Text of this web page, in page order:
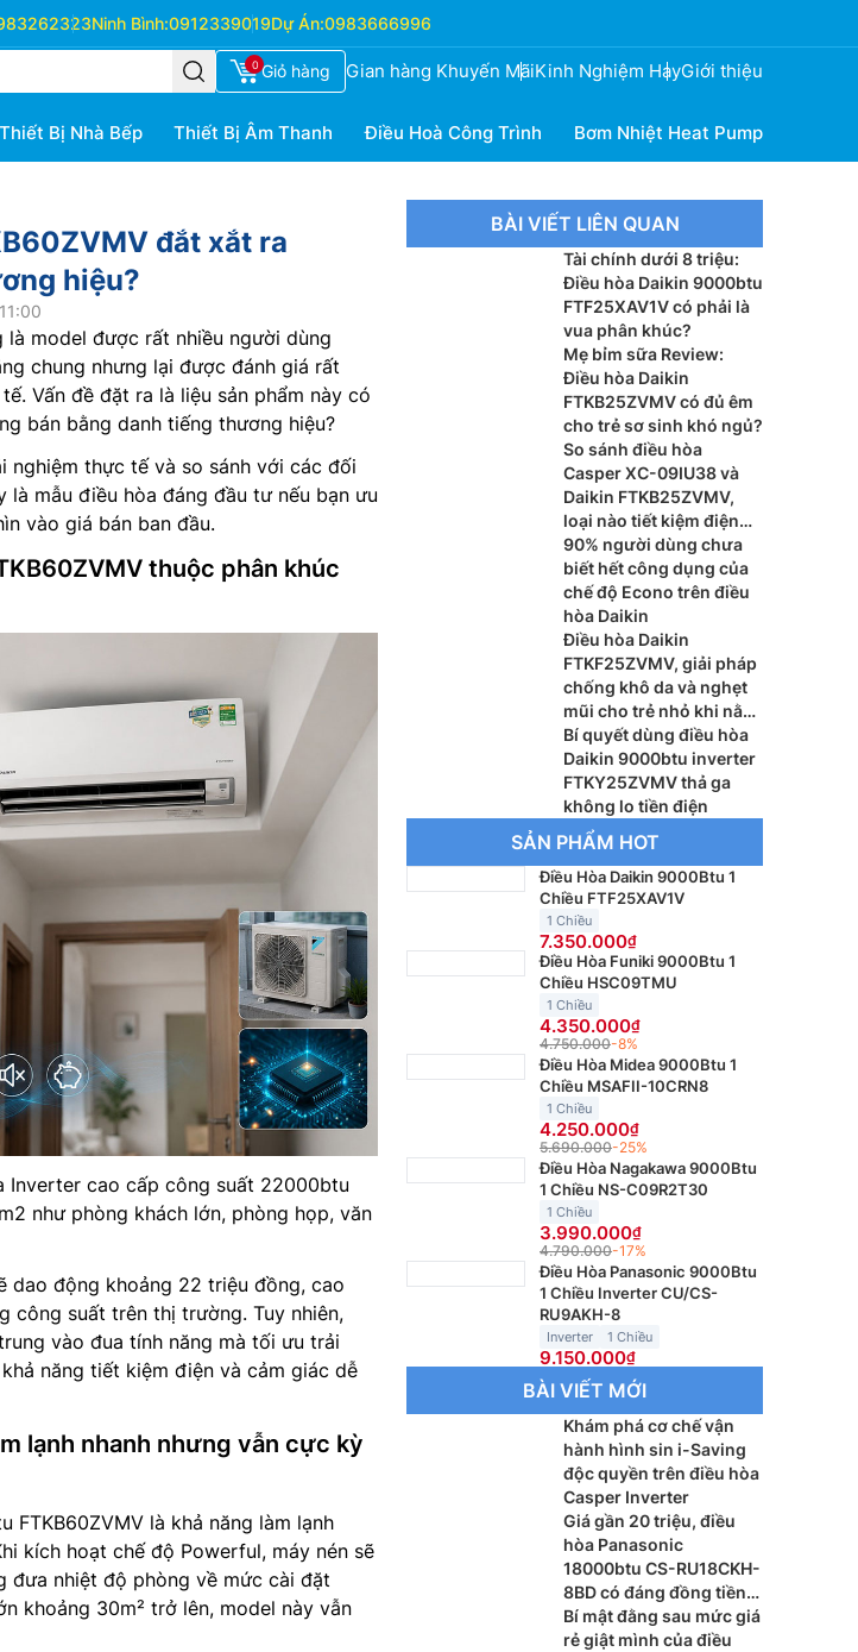
Ninh Bình:0912339019Dự Án:0983666996
0 Giỏ hàng Gian hàng Khuyến MãiKinh Nghiệm HayGiới thiệu
Thiết Bị Nhà Bếp Thiết Bị Âm Thanh Điều Hoà Công Trình Bơm Nhiệt Heat Pump
đắt xắt ra
hiệu?
là model được rất nhiều người dùng
chung nhưng lại được đánh giá rất
Vấn đề đặt ra là liệu sản phẩm này có
bán bằng danh tiếng thương hiệu?
nghiệm thực tế và so sánh với các đối
mẫu điều hòa đáng đầu tư nếu bạn ưu
vào giá bán ban đầu.
thuộc phân khúc
Inverter cao cấp công suất 22000btu
như phòng khách lớn, phòng họp, văn
dao động khoảng 22 triệu đồng, cao
công suất trên thị trường. Tuy nhiên,
vào đua tính năng mà tối ưu trải
năng tiết kiệm điện và cảm giác dễ
lạnh nhanh nhưng vẫn cực kỳ
FTKB60ZVMV là khả năng làm lạnh
kích hoạt chế độ Powerful, máy nén sẽ
đưa nhiệt độ phòng về mức cài đặt
khoảng 30m² trở lên, model này vẫn
BÀI VIẾT LIÊN QUAN
Tài chính dưới 8 triệu:
Điều hòa Daikin 9000btu
FTF25XAV1V có phải là
vua phân khúc?
Mẹ bỉm sữa Review:
Điều hòa Daikin
FTKB25ZVMV có đủ êm
cho trẻ sơ sinh khó ngủ?
So sánh điều hòa
Casper XC-09IU38 và
Daikin FTKB25ZVMV,
loại nào tiết kiệm điện
tốt hơn?
90% người dùng chưa
biết hết công dụng của
chế độ Econo trên điều
hòa Daikin
Điều hòa Daikin
FTKF25ZVMV, giải pháp
chống khô da và nghẹt
mũi cho trẻ nhỏ khi nằm
điều hòa
Bí quyết dùng điều hòa
Daikin 9000btu inverter
FTKY25ZVMV thả ga
không lo tiền điện
SẢN PHẨM HOT
Điều Hòa Daikin 9000Btu 1
Chiều FTF25XAV1V
1 Chiều
7.350.000
Điều Hòa Funiki 9000Btu 1
Chiều HSC09TMU
1 Chiều
4.350.000
4.750.000-8%
Điều Hòa Midea 9000Btu 1
Chiều MSAFII-10CRN8
1 Chiều
4.250.000
5.690.000-25%
Điều Hòa Nagakawa 9000Btu
1 Chiều NS-C09R2T30
1 Chiều
3.990.000
4.790.000-17%
Điều Hòa Panasonic 9000Btu
1 Chiều Inverter CU/CS-
RU9AKH-8
Inverter 1 Chiều
9.150.000
BÀI VIẾT MỚI
Khám phá cơ chế vận
hành hình sin i-Saving
độc quyền trên điều hòa
Casper Inverter
Giá gần 20 triệu, điều
hòa Panasonic
18000btu CS-RU18CKH-
8BD có đáng đồng tiền
bát gạo?
Bí mật đằng sau mức giá
rẻ giật mình của điều